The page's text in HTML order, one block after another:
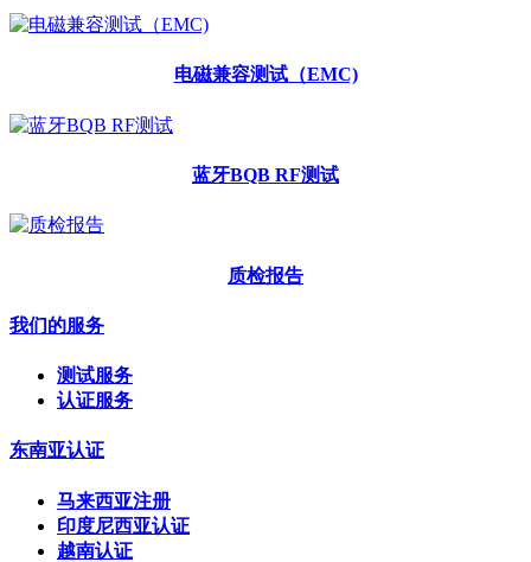
电磁兼容测试（EMC)
蓝牙BQB RF测试
质检报告
我们的服务
测试服务
认证服务
东南亚认证
马来西亚注册
印度尼西亚认证
越南认证